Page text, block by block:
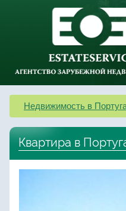
Недвижимость в
Квартира в